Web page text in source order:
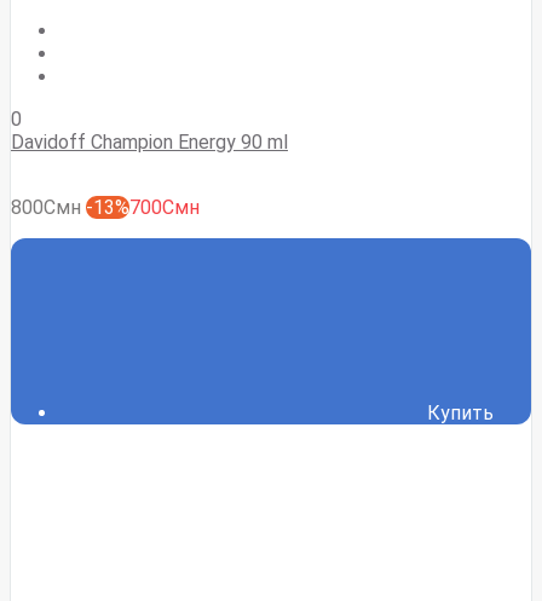
0
Davidoff Champion Energy 90 ml
800Смн -13%700Смн
Купить